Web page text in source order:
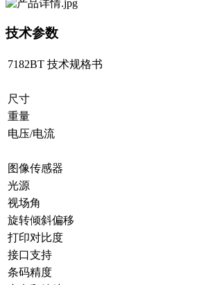
技术参数
7182BT 技术规格书
尺寸
重量
电压/电流
图像传感器
光源
视场角
旋转倾斜偏移
打印对比度
接口支持
条码精度